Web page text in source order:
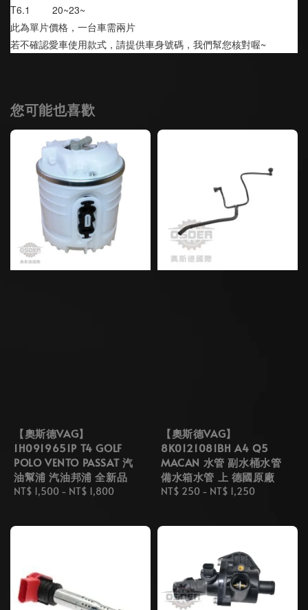
T6.1        20~23~
此為單片價格，一台車需兩片
若不確認愛車使用款式，請提供車身號碼，我們幫您核對喔~
您可能也喜歡
【奧斯德VAG】
1H0919651P T4 GOLF
POLO VENTO PASSAT 汽
油幫浦 汽油邦浦 全新品
Regular
NT$ 1,500 - NT$ 1,800
【奧斯德VAG】
8K0121081BH A4 Q5
MACAN 水管 副水桶水管
備水箱水管 上 德國原廠
Regular
NT$ 250 - NT$ 1,250